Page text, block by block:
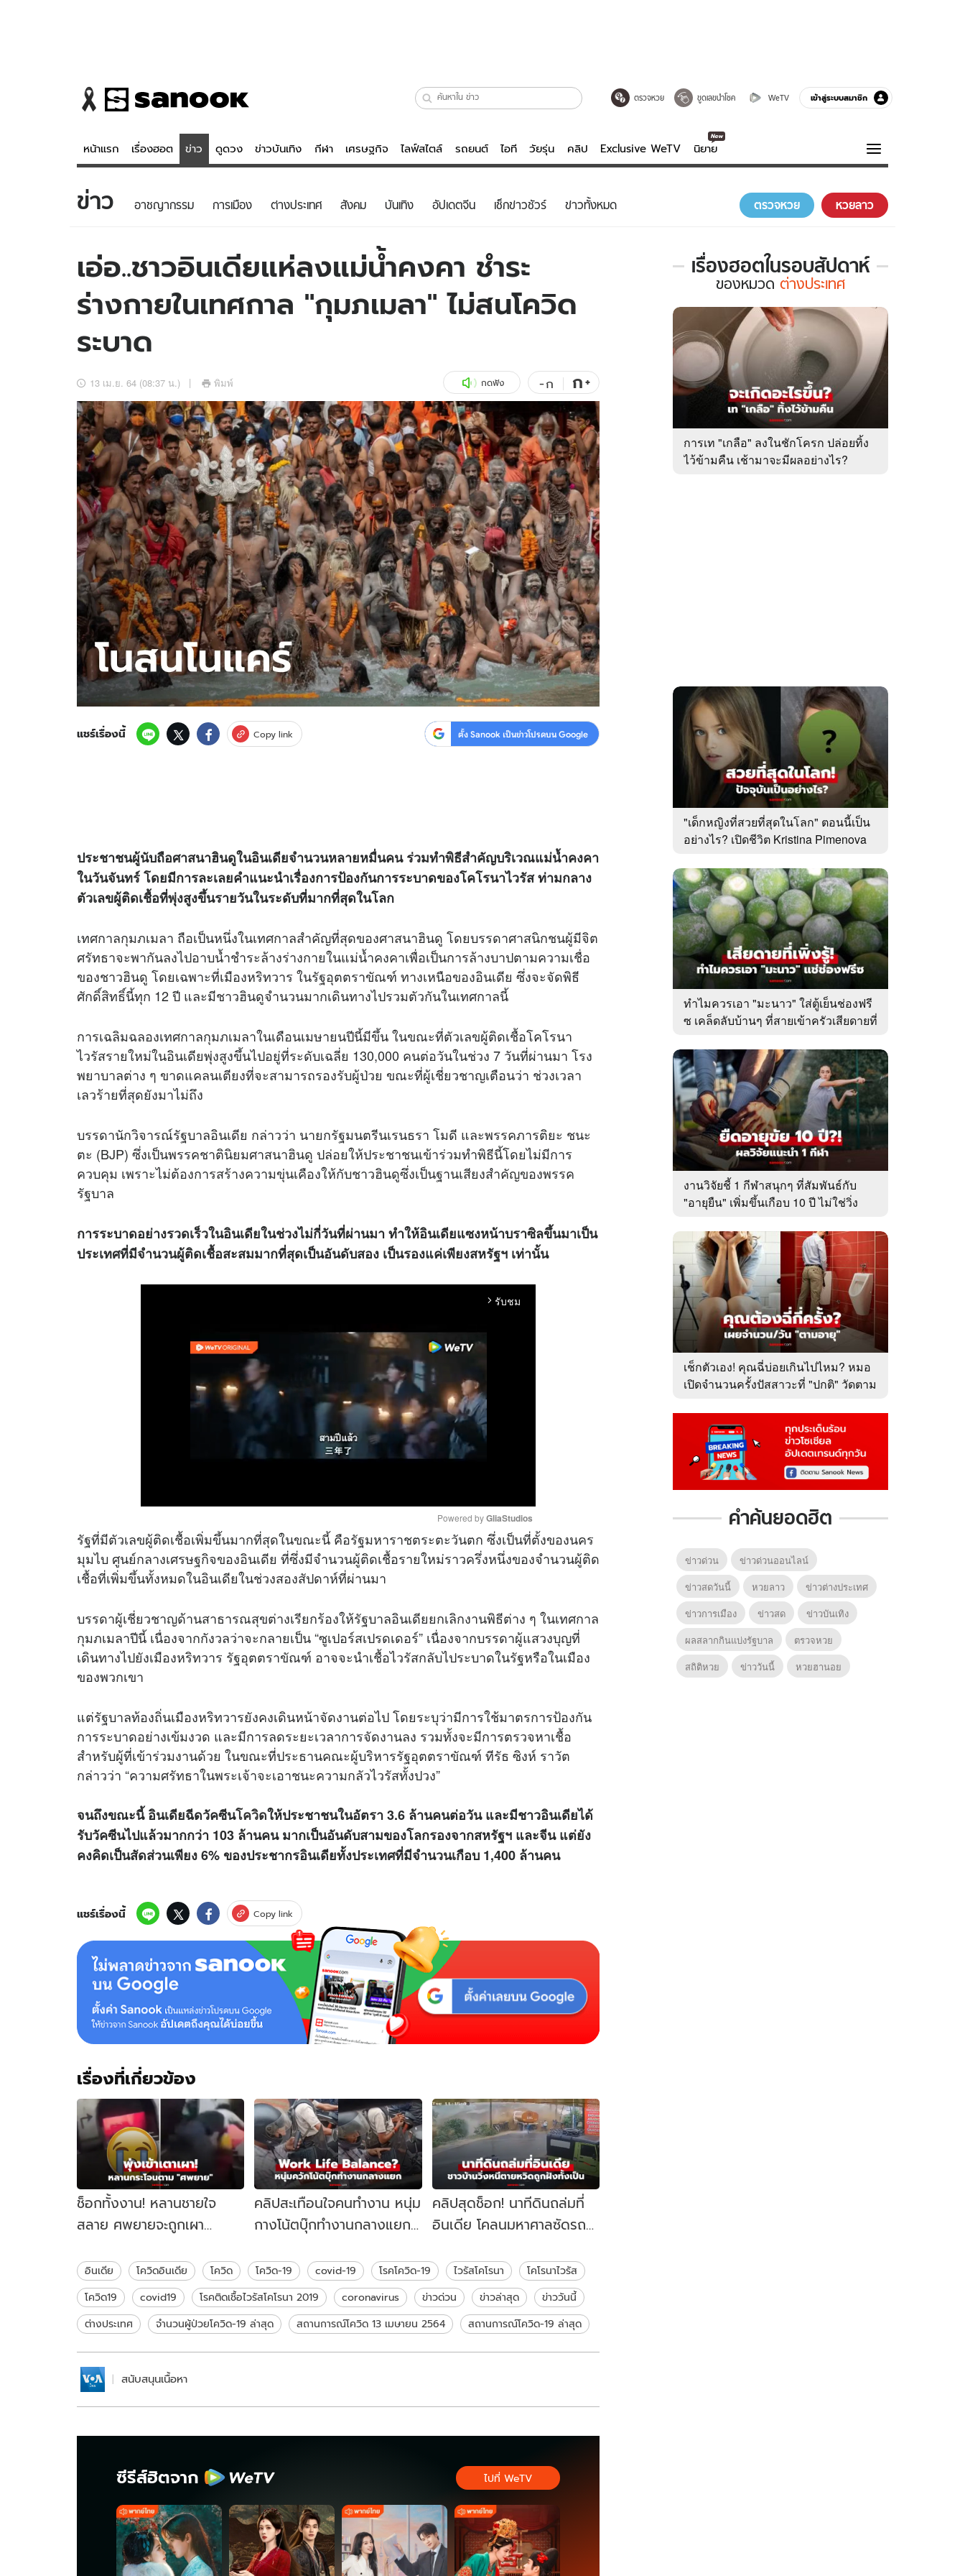
ตรวจหวย ขูดเลขนำโชค WeTV เข้าสู่ระบบสมาชิก
หน้าแรก เรื่องฮอต ข่าว ดูดวง ข่าวบันเทิง กีฬา เศรษฐกิจ ไลฟ์สไตล์ รถยนต์ ไอที วัยรุ่น คลิป Exclusive WeTV นิยาย
ข่าว
ข่าวบันเทิง
ข่าวกีฬา
ข่าวเศรษฐกิจ
อัปเดตจีน
ดูดวง - ตรวจหวย
สถิติหวยไทย
หวยลาว
ไลฟ์สไตล์
วัยรุ่น
ไอที
เที่ยว-กิน
Tasteful Thailand
Sanook Choice
บันเทิงครบรส
WeTV
Exclusive WeTV
นิยาย
ความรู้รอบตัว
ฮาวทู
ดาวน์โหลดสนุกแอปฟรี ติดตามสนุกโซเชียลได้ที่
สงวนลิขสิทธิ์ ©2569บริษัท อิมเมจ ฟิวเจอร์ (ประเทศไทย) จำกัด
ข่าว อาชญากรรม การเมือง ต่างประเทศ สังคม บันเทิง อัปเดตจีน เช็กข่าวชัวร์ ข่าวทั้งหมด ตรวจหวย หวยลาว
เอ่อ..ชาวอินเดียแห่ลงแม่น้ำคงคา ชำระ
ร่างกายในเทศกาล "กุมภเมลา" ไม่สนโควิด
ระบาด
13 เม.ย. 64 (08:37 น.) พิมพ์ กดฟัง -ก ก+
แชร์เรื่องนี้ Copy link ตั้ง Sanook เป็นข่าวโปรดบน Google
ประชาชนผู้นับถือศาสนาฮินดูในอินเดียจำนวนหลายหมื่นคน ร่วมทำพิธีสำคัญบริเวณแม่น้ำคงคา
ในวันจันทร์ โดยมีการละเลยคำแนะนำเรื่องการป้องกันการระบาดของโคโรนาไวรัส ท่ามกลาง
ตัวเลขผู้ติดเชื้อที่พุ่งสูงขึ้นรายวันในระดับที่มากที่สุดในโลก
เทศกาลกุมภเมลา ถือเป็นหนึ่งในเทศกาลสำคัญที่สุดของศาสนาฮินดู โดยบรรดาศาสนิกชนผู้มีจิต
ศรัทธาจะพากันลงไปอาบน้ำชำระล้างร่างกายในแม่น้ำคงคาเพื่อเป็นการล้างบาปตามความเชื่อ
ของชาวฮินดู โดยเฉพาะที่เมืองหริทวาร ในรัฐอุตตราขัณฑ์ ทางเหนือของอินเดีย ซึ่งจะจัดพิธี
ศักดิ์สิทธิ์นี้ทุก 12 ปี และมีชาวฮินดูจำนวนมากเดินทางไปรวมตัวกันในเทศกาลนี้
การเฉลิมฉลองเทศกาลกุมภเมลาในเดือนเมษายนปีนี้มีขึ้น ในขณะที่ตัวเลขผู้ติดเชื้อโคโรนา
ไวรัสรายใหม่ในอินเดียพุ่งสูงขึ้นไปอยู่ที่ระดับเฉลี่ย 130,000 คนต่อวันในช่วง 7 วันที่ผ่านมา โรง
พยาบาลต่าง ๆ ขาดแคลนเตียงที่จะสามารถรองรับผู้ป่วย ขณะที่ผู้เชี่ยวชาญเตือนว่า ช่วงเวลา
เลวร้ายที่สุดยังมาไม่ถึง
บรรดานักวิจารณ์รัฐบาลอินเดีย กล่าวว่า นายกรัฐมนตรีนเรนธรา โมดี และพรรคภารติยะ ชนะ
ตะ (BJP) ซึ่งเป็นพรรคชาตินิยมศาสนาฮินดู ปล่อยให้ประชาชนเข้าร่วมทำพิธีนี้โดยไม่มีการ
ควบคุม เพราะไม่ต้องการสร้างความขุ่นเคืองให้กับชาวฮินดูซึ่งเป็นฐานเสียงสำคัญของพรรค
รัฐบาล
การระบาดอย่างรวดเร็วในอินเดียในช่วงไม่กี่วันที่ผ่านมา ทำให้อินเดียแซงหน้าบราซิลขึ้นมาเป็น
ประเทศที่มีจำนวนผู้ติดเชื้อสะสมมากที่สุดเป็นอันดับสอง เป็นรองแค่เพียงสหรัฐฯ เท่านั้น
arrow_forward_ios รับชม
M
e
Powered by GliaStudios
รัฐที่มีตัวเลขผู้ติดเชื้อเพิ่มขึ้นมากที่สุดในขณะนี้ คือรัฐมหาราชตระตะวันตก ซึ่งเป็นที่ตั้งของนคร
มุมไบ ศูนย์กลางเศรษฐกิจของอินเดีย ที่ซึ่งมีจำนวนผู้ติดเชื้อรายใหม่ราวครึ่งหนึ่งของจำนวนผู้ติด
เชื้อที่เพิ่มขึ้นทั้งหมดในอินเดียในช่วงสองสัปดาห์ที่ผ่านมา
บรรดาผู้เชี่ยวชาญด้านสาธารณสุขต่างเรียกร้องให้รัฐบาลอินเดียยกเลิกงานพิธีต่าง ๆ ในเทศกาล
กุมภเมลาปีนี้ เนื่องจากกังวลว่าจะกลายเป็น “ซูเปอร์สเปรดเดอร์” เนื่องจากบรรดาผู้แสวงบุญที่
เดินทางไปยังเมืองหริทวาร รัฐอุตตราขัณฑ์ อาจจะนำเชื้อไวรัสกลับไประบาดในรัฐหรือในเมือง
ของพวกเขา
แต่รัฐบาลท้องถิ่นเมืองหริทวารยังคงเดินหน้าจัดงานต่อไป โดยระบุว่ามีการใช้มาตรการป้องกัน
การระบาดอย่างเข้มงวด และมีการลดระยะเวลาการจัดงานลง รวมทั้งจะมีการตรวจหาเชื้อ
สำหรับผู้ที่เข้าร่วมงานด้วย ในขณะที่ประธานคณะผู้บริหารรัฐอุตตราขัณฑ์ ทีรัธ ซิงห์ ราวัต
กล่าวว่า “ความศรัทธาในพระเจ้าจะเอาชนะความกลัวไวรัสทั้งปวง”
จนถึงขณะนี้ อินเดียฉีดวัคซีนโควิดให้ประชาชนในอัตรา 3.6 ล้านคนต่อวัน และมีชาวอินเดียได้
รับวัคซีนไปแล้วมากกว่า 103 ล้านคน มากเป็นอันดับสามของโลกรองจากสหรัฐฯ และจีน แต่ยัง
คงคิดเป็นสัดส่วนเพียง 6% ของประชากรอินเดียทั้งประเทศที่มีจำนวนเกือบ 1,400 ล้านคน
แชร์เรื่องนี้ Copy link
เรื่องที่เกี่ยวข้อง
ช็อกทั้งงาน! หลานชายใจ
สลาย ศพยายจะถูกเผา
คว้าตัววุ่น
คลิปสะเทือนใจคนทำงาน หนุ่ม
กางโน้ตบุ๊กทำงานกลางแยก
คลิปสุดช็อก! นาทีดินถล่มที่
อินเดีย โคลนมหาศาลซัดรถ
อินเดีย โควิดอินเดีย โควิด โควิด-19 covid-19 โรคโควิด-19 ไวรัสโคโรนา
โคโรนาไวรัส
โควิด19
covid19 โรคติดเชื้อไวรัสโคโรนา 2019 coronavirus ข่าวด่วน ข่าวล่าสุด
ข่าววันนี้
ต่างประเทศ
จำนวนผู้ป่วยโควิด-19 ล่าสุด สถานการณ์โควิด 13 เมษายน 2564 สถานการณ์โควิด-19 ล่าสุด
สนับสนุนเนื้อหา
ซีรีส์ฮิตจาก ไปที่ WeTV
เรื่องฮอตในรอบสัปดาห์
เรื่อง
ใน
รอบ
สัปดาห์
ของ
ต่าง
ประเทศ
ของหมวด ต่างประเทศ
การเท "เกลือ" ลงในชักโครก ปล่อยทิ้ง
ไว้ข้ามคืน เช้ามาจะมีผลอย่างไร?
"เด็กหญิงที่สวยที่สุดในโลก" ตอนนี้เป็น
อย่างไร? เปิดชีวิต Kristina Pimenova
ทำไมควรเอา "มะนาว" ใส่ตู้เย็นช่องฟรี
ซ เคล็ดลับบ้านๆ ที่สายเข้าครัวเสียดายที่
งานวิจัยชี้ 1 กีฬาสนุกๆ ที่สัมพันธ์กับ
"อายุยืน" เพิ่มขึ้นเกือบ 10 ปี ไม่ใช่วิ่ง
เช็กตัวเอง! คุณฉี่บ่อยเกินไปไหม? หมอ
เปิดจำนวนครั้งปัสสาวะที่ "ปกติ" วัดตาม
คำค้นยอดฮิต
ข่าวด่วน
ข่าวด่วนออนไลน์
ข่าวสดวันนี้
หวยลาว
ข่าวต่างประเทศ
ข่าวการเมือง
ข่าวสด
ข่าวบันเทิง
ผลสลากกินแบ่งรัฐบาล
ตรวจหวย
สถิติหวย
ข่าววันนี้ หวยฮานอย